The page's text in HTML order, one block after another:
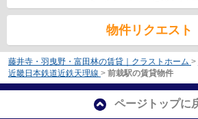
物件リクエスト
藤井寺・羽曳野・富田林の賃貸｜クラストホーム >
近畿日本鉄道近鉄天理線 > 前栽駅の賃貸物件
ページトップに